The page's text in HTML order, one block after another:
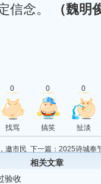
信念。
（魏明
0 0 0
找骂 搞笑 扯淡
邀市民 下一篇： 2025诗城奉
相关文章
验收